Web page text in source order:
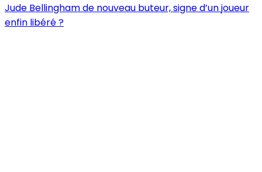
Jude Bellingham de nouveau buteur, signe d’un joueur
enfin libéré ?